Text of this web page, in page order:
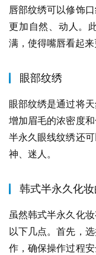
唇部纹绣可以修饰
更加自然、动人。
满，使得嘴唇看起来
眼部纹绣
眼部纹绣是通过将
增加眉毛的浓密度
半永久眼线纹绣还
神、迷人。
韩式半永久化
虽然韩式半永久化
以下几点。首先，
作，确保操作过程